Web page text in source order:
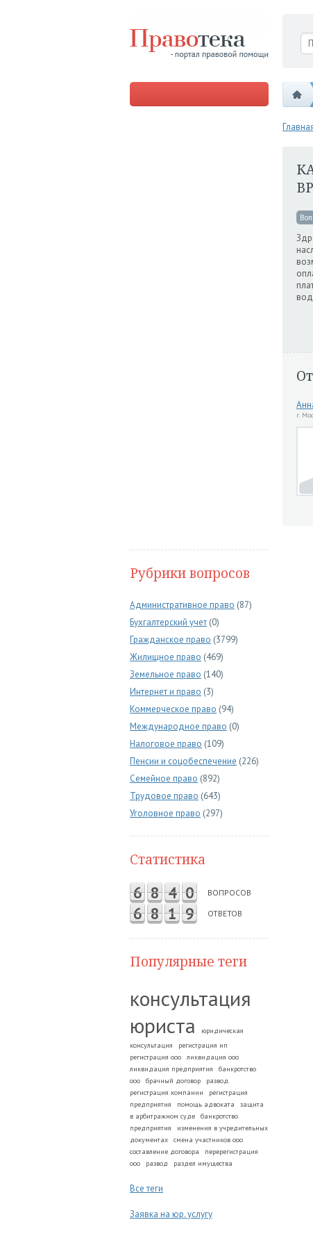
Рубрики вопросов
Административное право (87)
Бухгалтерский учет (0)
Гражданское право (3799)
Жилищное право (469)
Земельное право (140)
Интернет и право (3)
Коммерческое право (94)
Международное право (0)
Налоговое право (109)
Пенсии и соцобеспечение (226)
Семейное право (892)
Трудовое право (643)
Уголовное право (297)
Статистика
6 8 4 0 ВОПРОСОВ
6 8 1 9 ОТВЕТОВ
Популярные теги
консультация
юриста
юридическая
консультация
регистрация ип
регистрация ооо
ликвидация ооо
ликвидация предприятия
банкротство
ооо
брачный договор
развод.
регистрация компании
регистрация
предприятия
помощь адвоката
защита
в арбитражном суде
банкротство
предприятия
изменения в учредительных
документах
смена участников ооо
составление договора
перерегистрация
ооо
развод раздел имущества
Все теги
Заявка на юр. услугу
г.